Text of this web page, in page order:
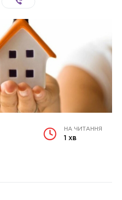
НА ЧИТАННЯ
1 хв